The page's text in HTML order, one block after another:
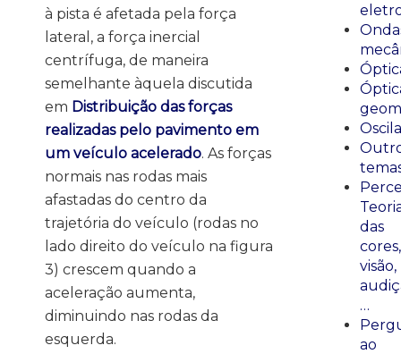
à pista é afetada pela força
lateral, a força inercial
centrífuga, de maneira
semelhante àquela discutida
em Distribuição das forças
realizadas pelo pavimento em
um veículo acelerado. As forças
normais nas rodas mais
afastadas do centro da
trajetória do veículo (rodas no
lado direito do veículo na figura
3) crescem quando a
aceleração aumenta,
diminuindo nas rodas da
esquerda.
das
cores,
visão,
…
ao